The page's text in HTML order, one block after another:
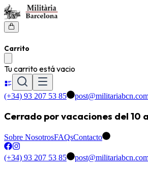
Carrito
Tu carrito está vacio
(+34) 93 207 53 85
Cerrado por vacaciones del 10
Sobre NosotrosFAQsContacto
(+34) 93 207 53 85